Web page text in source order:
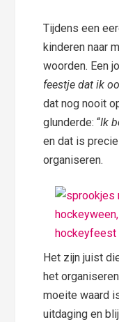
Tijdens een
kinderen naar
woorden. Een
feestje dat ik
dat nog nooit
glunderde: “Ik
en dat is
organiseren.
Het zijn juist
het
moeite waard
uitdaging en